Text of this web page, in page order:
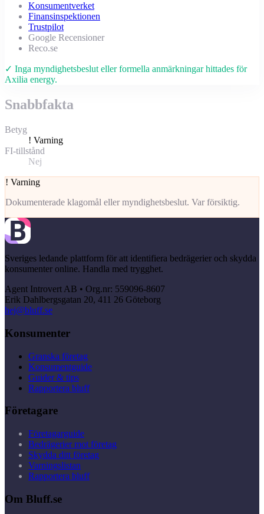
Konsumentverket
Finansinspektionen
Trustpilot
Google Recensioner
Reco.se
✓ Inga myndighetsbeslut eller formella anmärkningar hittades för
Axilia energy.
Snabbfakta
Betyg
! Varning
FI-tillstånd
Nej
! Varning
Dokumenterade klagomål eller myndighetsbeslut. Var försiktig.
Sveriges ledande plattform för att identifiera bedrägerier och skydda
konsumenter online. Handla med trygghet.
Agent Introvert AB • Org.nr: 559096-8607
Erik Dahlbergsgatan 20, 411 26 Göteborg
hej@bluff.se
Konsumenter
Granska företag
Konsumentguide
Guider & tips
Rapportera bluff
Företagare
Företagarguide
Bedrägerier mot företag
Skydda ditt företag
Varningslistan
Rapportera bluff
Om Bluff.se